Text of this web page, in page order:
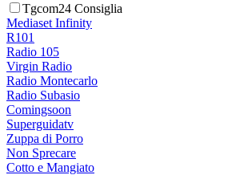
Tgcom24 Consiglia
Mediaset Infinity
R101
Radio 105
Virgin Radio
Radio Montecarlo
Radio Subasio
Comingsoon
Superguidatv
Zuppa di Porro
Non Sprecare
Cotto e Mangiato